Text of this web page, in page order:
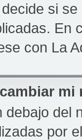
si
En
con La
mi
del
por